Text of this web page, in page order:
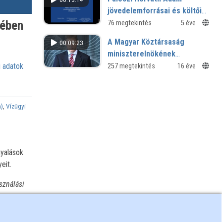
adatok
,Vízügyi
jövedelemforrásai és költői
elhallgatása
76 megtekintés 5 éve
00:09:23
A Magyar Köztársaság
miniszterelnökének
köszöntője
257 megtekintés 16 éve